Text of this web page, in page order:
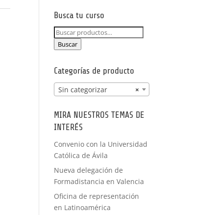
FORMATIVAS)
IA CON
PRÁCTICAS
Busca tu curso
Buscar
por:
Buscar
Categorías de producto
×
Sin categorizar
MIRA NUESTROS TEMAS DE
INTERÉS
Convenio con la Universidad
Católica de Ávila
Nueva delegación de
Formadistancia en Valencia
Oficina de representación
en Latinoamérica